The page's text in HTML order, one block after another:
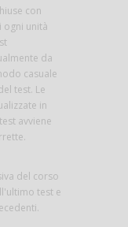
con
ogni unità
da
casuale
test. Le
in
avviene
del corso
test e